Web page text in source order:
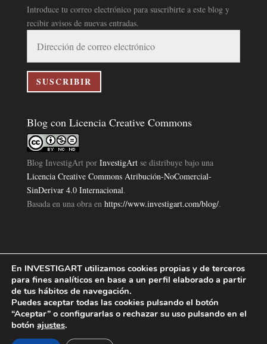
Introduce tu correo electrónico para suscribirte a este blog y
recibir avisos de nuevas entradas.
correo
electrónico
SUSCRIBIR
Blog con Licencia Creative Commons
Blog InvestigArtpor InvestigArtse distribuye bajo una
Licencia Creative Commons Atribución-NoComercial-
SinDerivar 4.0 Internacional.
Basada en una obra en https://www.investigart.com/blog/.
Política de Privacidad|Aviso Legal|Política de Cookies|
Investigart Copyright © 2019. |
En INVESTIGART utilizamos cookies propias y de terceros
para fines analíticos en base a un perfil elaborado a partir
de tus hábitos de navegación.
Puedes aceptar todas las cookies pulsando el botón
“Aceptar” o configurarlas o rechazar su uso pulsando en el
botón ajustes.